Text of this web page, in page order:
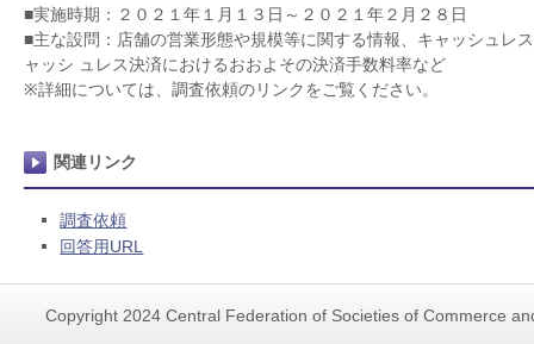
■実施時期：２０２１年１月１３日～２０２１年２月２８日
■主な設問：店舗の営業形態や規模等に関する情報、キャッシュレ
ャッシ ュレス決済におけるおおよその決済手数料率など
※詳細については、調査依頼のリンクをご覧ください。
関連リンク
調査依頼
回答用URL
Copyright 2024 Central Federation of Societies of Commerce